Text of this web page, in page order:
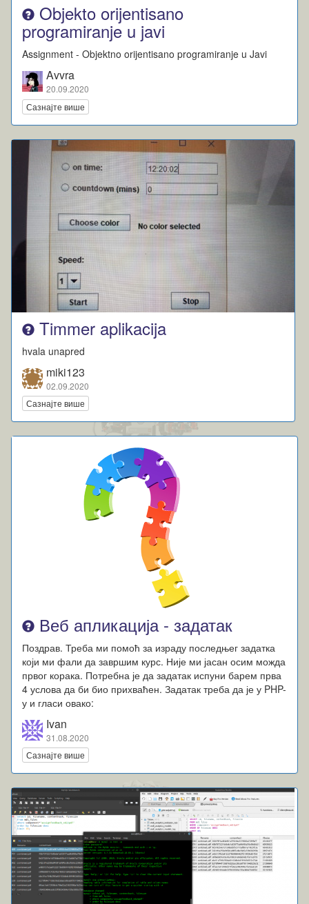
Objekto orijentisano
programiranje u javi
Assignment - Objektno orijentisano programiranje u Javi
Avvra
20.09.2020
Сазнајте више
Timmer aplikacija
hvala unapred
miki123
02.09.2020
Сазнајте више
Веб апликација - задатак
Поздрав. Треба ми помоћ за израду последњег задатка
који ми фали да завршим курс. Није ми јасан осим можда
првог корака. Потребна је да задатак испуни барем прва
4 услова да би био прихваћен. Задатак треба да је у PHP-
у и гласи овако:
Ivan
31.08.2020
Сазнајте више